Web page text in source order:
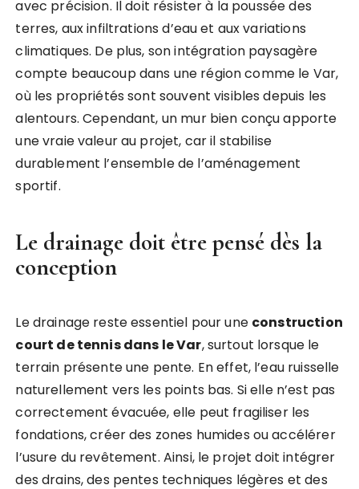
avec précision. Il doit résister à la poussée des
terres, aux infiltrations d’eau et aux variations
climatiques. De plus, son intégration paysagère
compte beaucoup dans une région comme le Var,
où les propriétés sont souvent visibles depuis les
alentours. Cependant, un mur bien conçu apporte
une vraie valeur au projet, car il stabilise
durablement l’ensemble de l’aménagement
sportif.
Le drainage doit être pensé dès la
conception
Le drainage reste essentiel pour une construction
court de tennis dans le Var, surtout lorsque le
terrain présente une pente. En effet, l’eau ruisselle
naturellement vers les points bas. Si elle n’est pas
correctement évacuée, elle peut fragiliser les
fondations, créer des zones humides ou accélérer
l’usure du revêtement. Ainsi, le projet doit intégrer
des drains, des pentes techniques légères et des